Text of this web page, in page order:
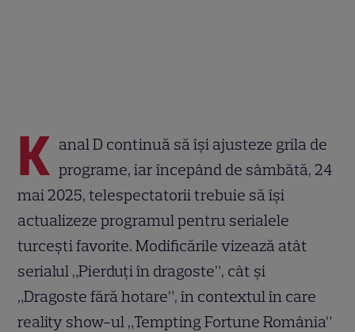
K anal D continuă să își ajusteze grila de
programe, iar începând de sâmbătă, 24
mai 2025, telespectatorii trebuie să își
actualizeze programul pentru serialele
turcești favorite. Modificările vizează atât
serialul „Pierduți în dragoste”, cât și
„Dragoste fără hotare”, în contextul în care
reality show-ul „Tempting Fortune România”